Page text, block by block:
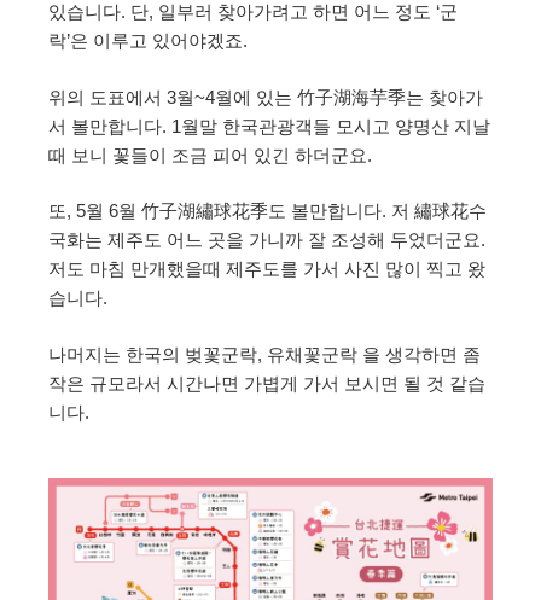
있습니다. 단, 일부러 찾아가려고 하면 어느 정도 ‘군
락’은 이루고 있어야겠죠.
위의 도표에서 3월~4월에 있는 竹子湖海芋季는 찾아가
서 볼만합니다. 1월말 한국관광객들 모시고 양명산 지날
때 보니 꽃들이 조금 피어 있긴 하더군요.
또, 5월 6월 竹子湖繡球花季도 볼만합니다. 저 繡球花수
국화는 제주도 어느 곳을 가니까 잘 조성해 두었더군요.
저도 마침 만개했을때 제주도를 가서 사진 많이 찍고 왔
습니다.
나머지는 한국의 벚꽃군락, 유채꽃군락 을 생각하면 좀
작은 규모라서 시간나면 가볍게 가서 보시면 될 것 같습
니다.